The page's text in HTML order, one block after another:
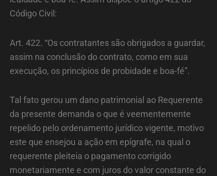
Código Civil:
Art. 422. “Os contratantes são obrigados a guardar,
assim na conclusão do contrato, como em sua
execução, os princípios de probidade e boa-fé”.
Tal fato gerou um dano patrimonial ao Requerente
da presente demanda o que é veementemente
repelido pelo ordenamento jurídico vigente, motivo
este que ensejou a ação em epígrafe, na qual o
requerente pleiteia o pagamento corrigido
monetariamente e com juros do valor constante do